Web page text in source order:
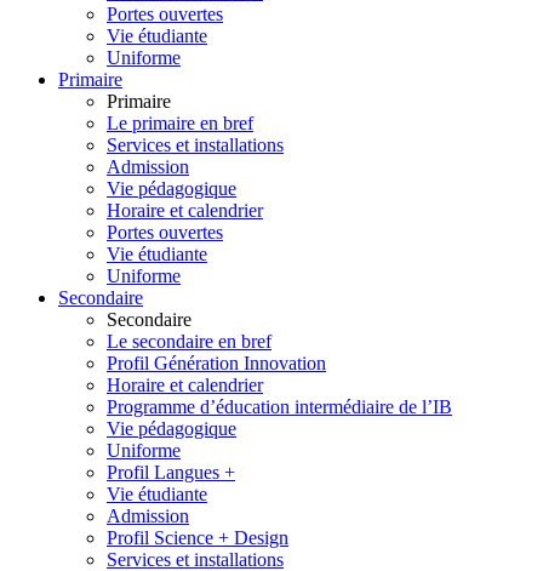
Portes ouvertes
Vie étudiante
Uniforme
Primaire
Primaire
Le primaire en bref
Services et installations
Admission
Vie pédagogique
Horaire et calendrier
Portes ouvertes
Vie étudiante
Uniforme
Secondaire
Secondaire
Le secondaire en bref
Profil Génération Innovation
Horaire et calendrier
Programme d’éducation intermédiaire de l’IB
Vie pédagogique
Uniforme
Profil Langues +
Vie étudiante
Admission
Profil Science + Design
Services et installations